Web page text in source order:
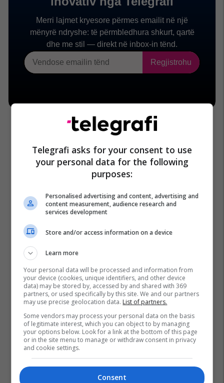
Telegrafi asks for your consent to use
your personal data for the following
purposes:
Personalised advertising and content, advertising and
content measurement, audience research and
services development
Store and/or access information on a device
Learn more
Your personal data will be processed and information from
your device (cookies, unique identifiers, and other device
data) may be stored by, accessed by and shared with 369
partners, or used specifically by this site. We and our partners
may use precise geolocation data. List of partners.
Some vendors may process your personal data on the basis
of legitimate interest, which you can object to by managing
your options below. Look for a link at the bottom of this page
or in the site menu to manage or withdraw consent in privacy
and cookie settings.
Consent